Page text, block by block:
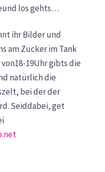
los gehts…
ihr Bilder und
am Zucker im Tank
19Uhr gibts die
natürlich die
bei der der
Seiddabei, get